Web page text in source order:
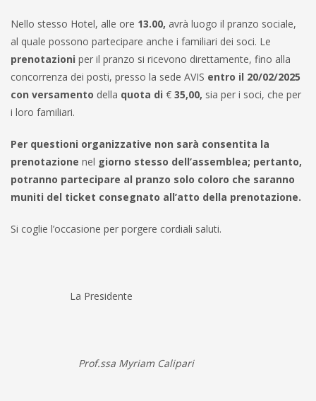
Nello stesso Hotel, alle ore 13.00, avrà luogo il pranzo sociale,
al quale possono partecipare anche i familiari dei soci. Le
prenotazioni per il pranzo si ricevono direttamente, fino alla
concorrenza dei posti, presso la sede AVIS entro il 20/02/2025
con versamento della quota di € 35,00, sia per i soci, che per
i loro familiari.
Per questioni organizzative non sarà consentita la
prenotazione nel giorno stesso dell’assemblea; pertanto,
potranno partecipare al pranzo solo coloro che saranno
muniti del ticket consegnato all’atto della prenotazione.
Si coglie l’occasione per porgere cordiali saluti.
La Presidente
Prof.ssa Myriam Calipari